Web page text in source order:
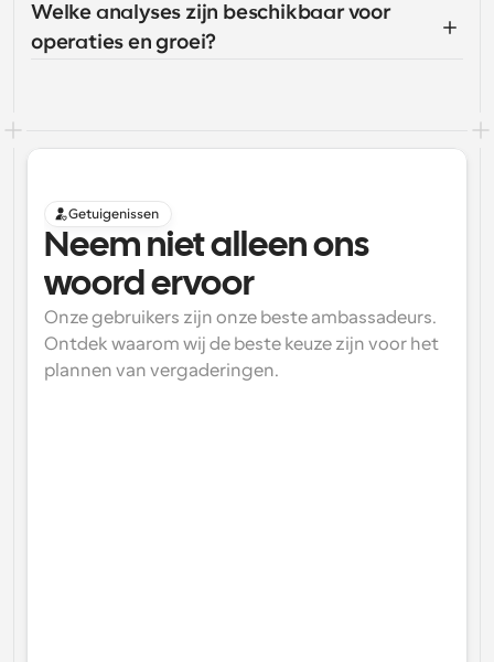
Welke analyses zijn beschikbaar voor
operaties en groei?
Getuigenissen
Neem niet alleen ons
woord ervoor
Onze gebruikers zijn onze beste ambassadeurs.
Ontdek waarom wij de beste keuze zijn voor het
plannen van vergaderingen.